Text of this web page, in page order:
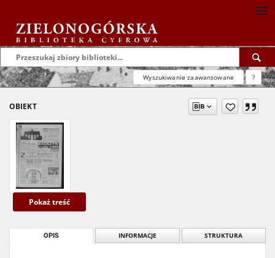
Wyszukiwanie zaawansowane ?
OBIEKT
Pokaż treść
OPIS INFORMACJE STRUKTURA